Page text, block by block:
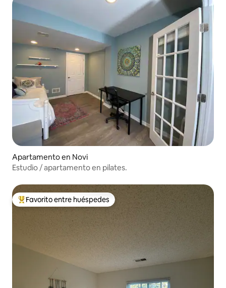
Apartamento en Novi
Estudio / apartamento en pilates.
Favorito entre huéspedes preferido
Favorito entre huéspedes